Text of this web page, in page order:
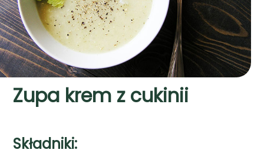
Zupa krem z cukinii
Składniki: